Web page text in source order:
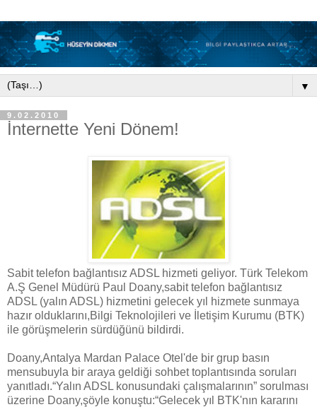
▼
9.02.2010
İnternette Yeni Dönem!
Sabit telefon bağlantısız ADSL hizmeti geliyor. Türk Telekom
A.Ş Genel Müdürü Paul Doany,sabit telefon bağlantısız
ADSL (yalın ADSL) hizmetini gelecek yıl hizmete sunmaya
hazır olduklarını,Bilgi Teknolojileri ve İletişim Kurumu (BTK)
ile görüşmelerin sürdüğünü bildirdi.
Doany,Antalya Mardan Palace Otel'de bir grup basın
mensubuyla bir araya geldiği sohbet toplantısında soruları
yanıtladı.“Yalın ADSL konusundaki çalışmalarının” sorulması
üzerine Doany,şöyle konuştu:“Gelecek yıl BTK'nın kararını